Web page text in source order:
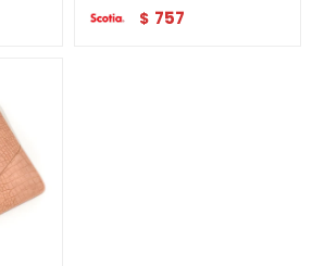
$ 757